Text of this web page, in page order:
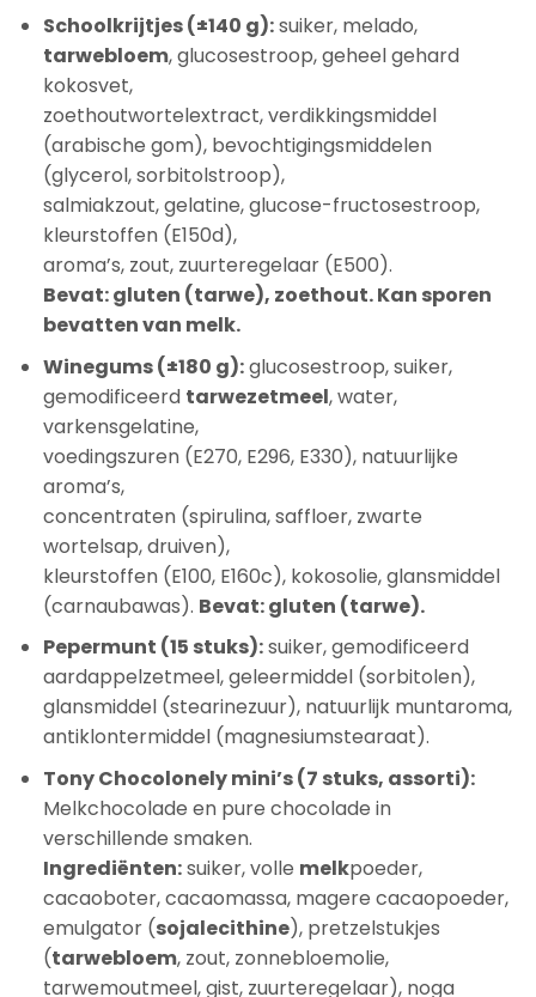
Schoolkrijtjes (±140 g):suiker, melado,
tarwebloem, glucosestroop, geheel gehard
kokosvet,
zoethoutwortelextract, verdikkingsmiddel
(arabische gom), bevochtigingsmiddelen
(glycerol, sorbitolstroop),
salmiakzout, gelatine, glucose-fructosestroop,
kleurstoffen (E150d),
aroma’s, zout, zuurteregelaar (E500).
Bevat: gluten (tarwe), zoethout. Kan sporen
bevatten van melk.
Winegums (±180 g):glucosestroop, suiker,
gemodificeerd tarwezetmeel, water,
varkensgelatine,
voedingszuren (E270, E296, E330), natuurlijke
aroma’s,
concentraten (spirulina, saffloer, zwarte
wortelsap, druiven),
kleurstoffen (E100, E160c), kokosolie, glansmiddel
(carnaubawas). Bevat: gluten (tarwe).
Pepermunt (15 stuks):suiker, gemodificeerd
aardappelzetmeel, geleermiddel (sorbitolen),
glansmiddel (stearinezuur), natuurlijk muntaroma,
antiklontermiddel (magnesiumstearaat).
Tony Chocolonely mini’s (7 stuks, assorti):
Melkchocolade en pure chocolade in
verschillende smaken.
Ingrediënten:suiker, volle melkpoeder,
cacaoboter, cacaomassa, magere cacaopoeder,
emulgator (sojalecithine), pretzelstukjes
(tarwebloem, zout, zonnebloemolie,
tarwemoutmeel, gist, zuurteregelaar), noga